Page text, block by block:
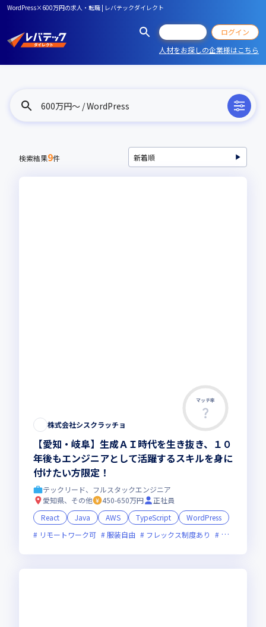
WordPress×600万円の求人・転職 | レバテックダイレクト
ログイン
人材をお探しの企業様はこちら
600万円〜 / WordPress
検索結果9件
マッチ率
株式会社シスクラッチョ
【愛知・岐阜】生成ＡＩ時代を生き抜き、１０
年後もエンジニアとして活躍するスキルを身に
付けたい方限定！
テックリード、フルスタックエンジニア
愛知県、その他
450-650万円
正社員
React
Java AWS TypeScript
WordPress
リモートワーク可
服装自由 フレックス制度あり 新規立ち上げ